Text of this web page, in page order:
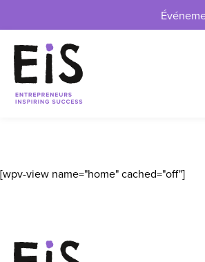
[wpv-view name="home" cached="off"]